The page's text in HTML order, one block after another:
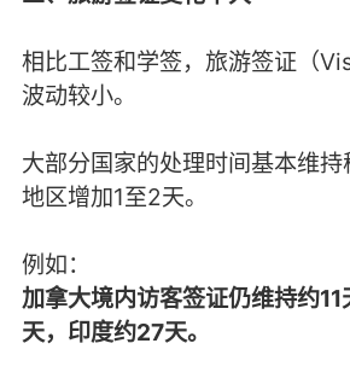
相比工签和学签，旅游签证（
波动较小。
大部分国家的处理时间基本维持
地区增加1至2天。
例如：
加拿大境内访客签证仍维持约
天，印度约27天。